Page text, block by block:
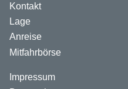
Kontakt
Lage
Anreise
Mitfahrbörse
Impressum